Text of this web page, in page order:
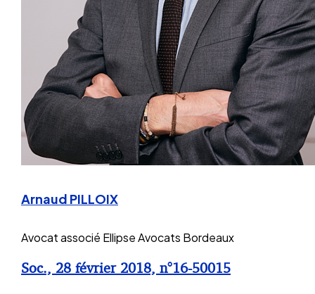
Arnaud PILLOIX
Avocat associé Ellipse Avocats Bordeaux
Soc., 28 février 2018, n°16-50015